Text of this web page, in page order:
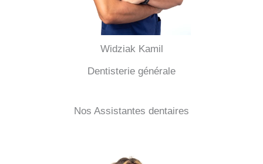
Widziak Kamil
Dentisterie générale
Nos Assistantes dentaires